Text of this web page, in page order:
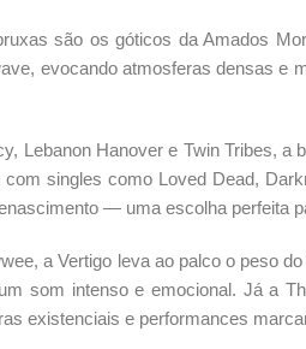
são os góticos da Amados
evocando atmosferas densas e
Lebanon Hanover e Twin Tribes, a
singles como Loved Dead,
— uma escolha perfeita
a Vertigo leva ao palco o peso
som intenso e emocional. Já a
existenciais e performances